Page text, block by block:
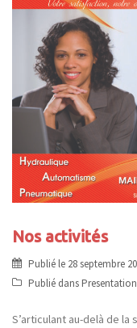
Nos activités
Publié le 28 septembre
Publié dans Presentation
S’articulant au-delà de